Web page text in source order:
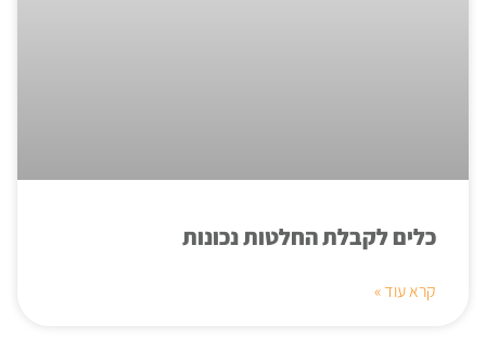
כלים לקבלת החלטות נכונות
קרא עוד »